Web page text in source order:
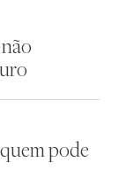
pode